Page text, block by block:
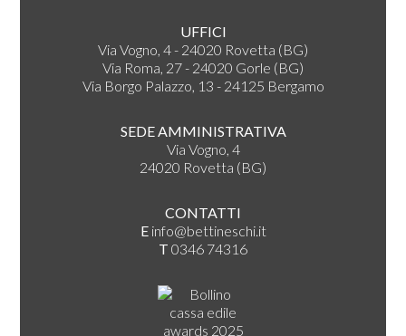
UFFICI
Via Vogno, 4 - 24020 Rovetta (BG)
Via Roma, 27 - 24020 Gorle (BG)
Via Borgo Palazzo, 13 - 24125 Bergamo
SEDE AMMINISTRATIVA
Via Vogno, 4
24020 Rovetta (BG)
CONTATTI
E info@bettineschi.it
T 0346 74316